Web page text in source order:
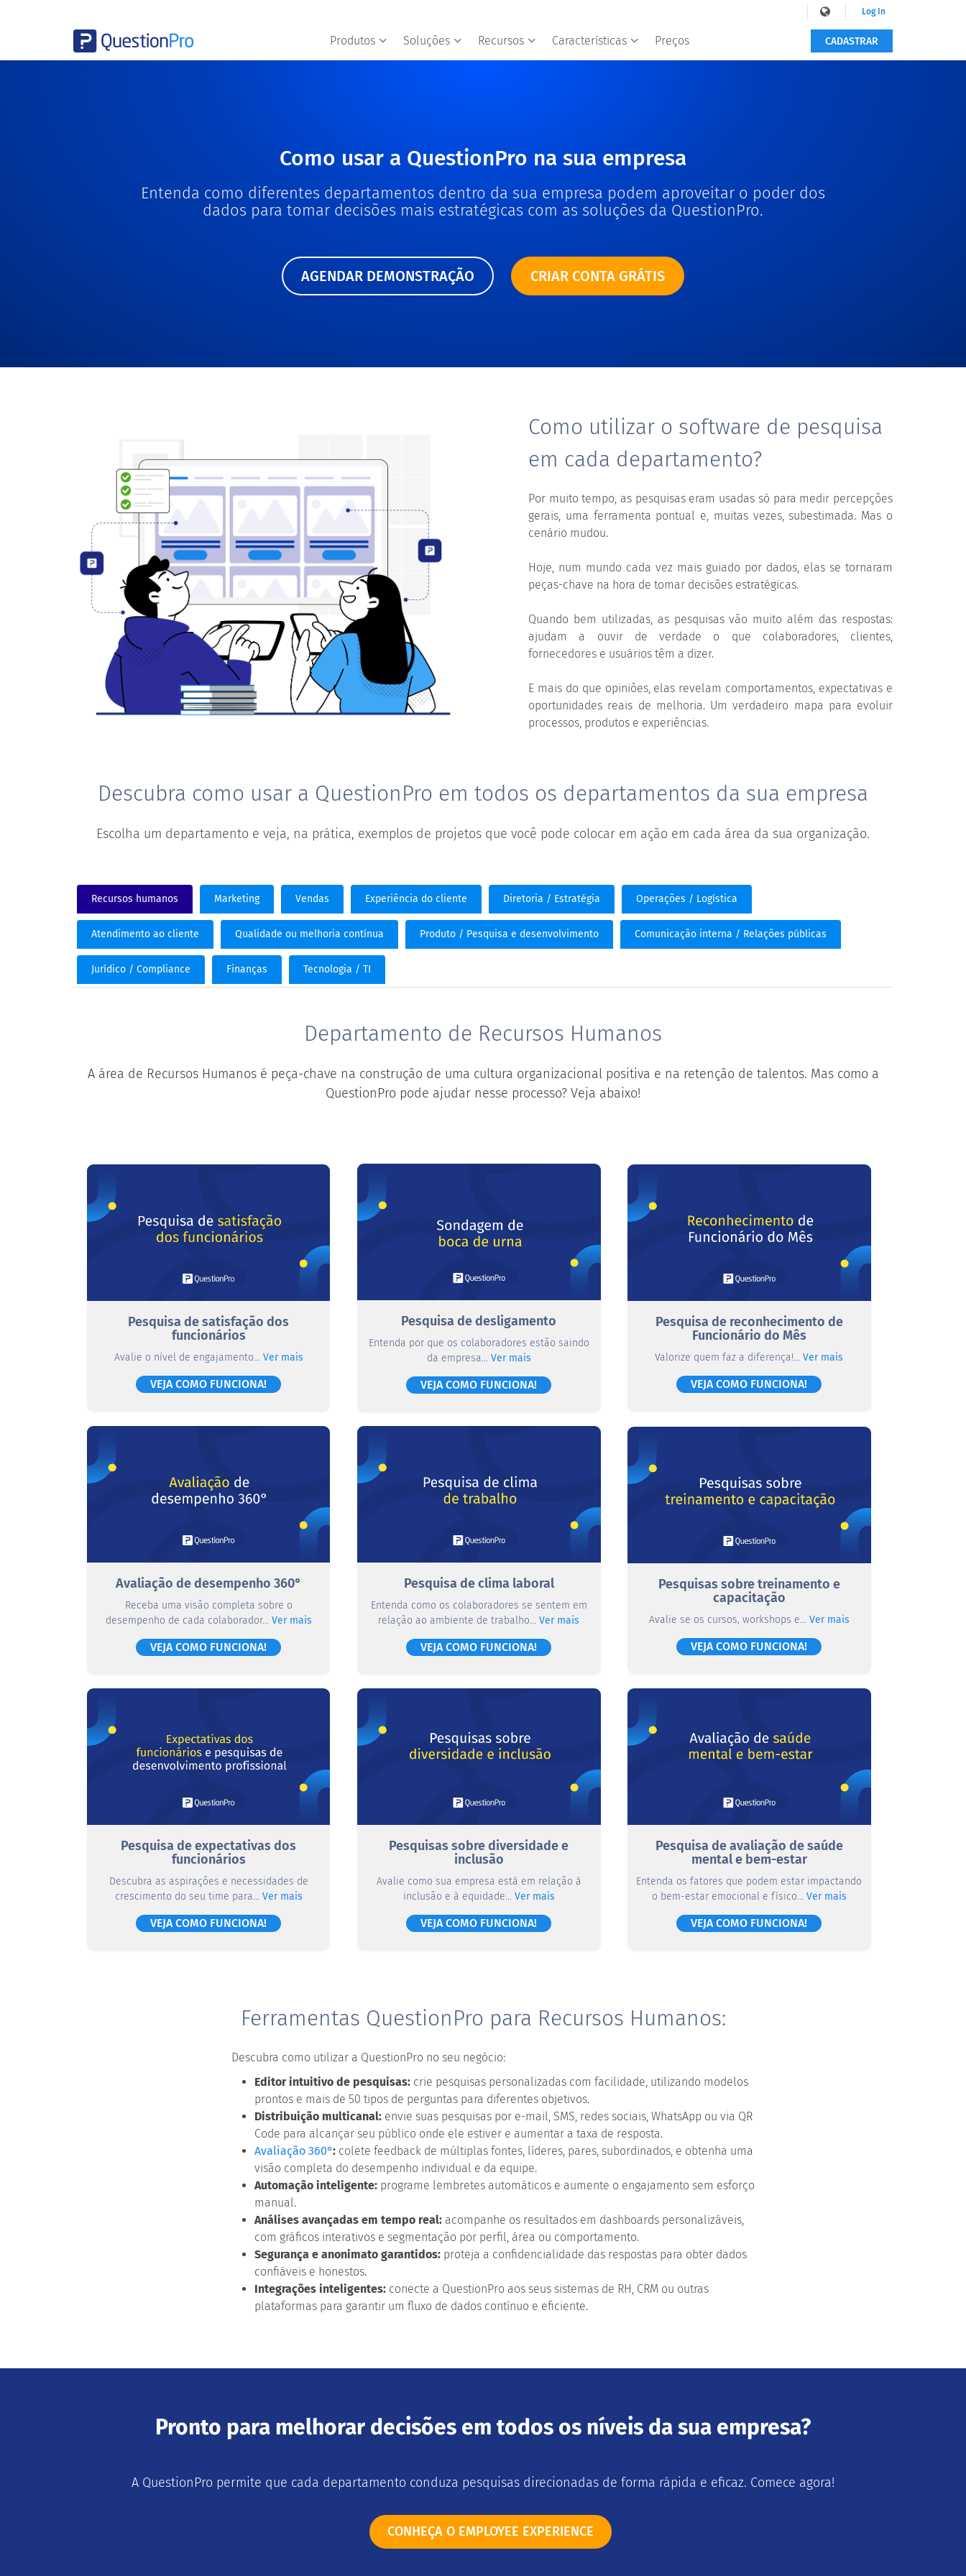
Produtos Soluções Recursos Características Preços
Log In
CADASTRAR
Como usar a QuestionPro na sua empresa
Entenda como diferentes departamentos dentro da sua empresa podem aproveitar o poder dos
dados para tomar decisões mais estratégicas com as soluções da QuestionPro.
AGENDAR DEMONSTRAÇÃO CRIAR CONTA GRÁTIS
Como utilizar o software de pesquisa
em cada departamento?
Por muito tempo, as pesquisas eram usadas só para medir percepções
gerais, uma ferramenta pontual e, muitas vezes, subestimada. Mas o
cenário mudou.
Hoje, num mundo cada vez mais guiado por dados, elas se tornaram
peças-chave na hora de tomar decisões estratégicas.
Quando bem utilizadas, as pesquisas vão muito além das respostas:
ajudam a ouvir de verdade o que colaboradores, clientes,
fornecedores e usuários têm a dizer.
E mais do que opiniões, elas revelam comportamentos, expectativas e
oportunidades reais de melhoria. Um verdadeiro mapa para evoluir
processos, produtos e experiências.
Descubra como usar a QuestionPro em todos os departamentos da sua empresa
Escolha um departamento e veja, na prática, exemplos de projetos que você pode colocar em ação em cada área da sua organização.
Recursos humanos Marketing Vendas Experiência do cliente Diretoria / Estratégia Operações / Logística
Atendimento ao cliente Qualidade ou melhoria contínua Produto / Pesquisa e desenvolvimento Comunicação interna / Relações públicas
Jurídico / Compliance Finanças Tecnologia / TI
Departamento de Recursos Humanos
A área de Recursos Humanos é peça-chave na construção de uma cultura organizacional positiva e na retenção de talentos. Mas como a
QuestionPro pode ajudar nesse processo? Veja abaixo!
Pesquisa de satisfação dos
funcionários
Avalie o nível de engajamento... Ver mais
VEJA COMO FUNCIONA!
Pesquisa de desligamento
Entenda por que os colaboradores estão saindo
da empresa... Ver mais
VEJA COMO FUNCIONA!
Pesquisa de reconhecimento de
Funcionário do Mês
Valorize quem faz a diferença!...Ver mais
VEJA COMO FUNCIONA!
Avaliação de desempenho 360°
Receba uma visão completa sobre o
desempenho de cada colaborador... Ver mais
VEJA COMO FUNCIONA!
Pesquisa de clima laboral
Entenda como os colaboradores se sentem em
relação ao ambiente de trabalho...Ver mais
VEJA COMO FUNCIONA!
Pesquisas sobre treinamento e
capacitação
Avalie se os cursos, workshops e... Ver mais
VEJA COMO FUNCIONA!
Pesquisa de expectativas dos
funcionários
Descubra as aspirações e necessidades de
crescimento do seu time para... Ver mais
VEJA COMO FUNCIONA!
Pesquisas sobre diversidade e
inclusão
Avalie como sua empresa está em relação à
inclusão e à equidade... Ver mais
VEJA COMO FUNCIONA!
Pesquisa de avaliação de saúde
mental e bem-estar
Entenda os fatores que podem estar impactando
o bem-estar emocional e físico... Ver mais
VEJA COMO FUNCIONA!
Ferramentas QuestionPro para Recursos Humanos:
Descubra como utilizar a QuestionPro no seu negócio:
Editor intuitivo de pesquisas: crie pesquisas personalizadas com facilidade, utilizando modelos
prontos e mais de 50 tipos de perguntas para diferentes objetivos.
Distribuição multicanal: envie suas pesquisas por e-mail, SMS, redes sociais, WhatsApp ou via QR
Code para alcançar seu público onde ele estiver e aumentar a taxa de resposta.
Avaliação 360°: colete feedback de múltiplas fontes, líderes, pares, subordinados, e obtenha uma
visão completa do desempenho individual e da equipe.
Automação inteligente: programe lembretes automáticos e aumente o engajamento sem esforço
manual.
Análises avançadas em tempo real: acompanhe os resultados em dashboards personalizáveis,
com gráficos interativos e segmentação por perfil, área ou comportamento.
Segurança e anonimato garantidos: proteja a confidencialidade das respostas para obter dados
confiáveis e honestos.
Integrações inteligentes: conecte a QuestionPro aos seus sistemas de RH, CRM ou outras
plataformas para garantir um fluxo de dados contínuo e eficiente.
Pronto para melhorar decisões em todos os níveis da sua empresa?
A QuestionPro permite que cada departamento conduza pesquisas direcionadas de forma rápida e eficaz. Comece agora!
CONHEÇA O EMPLOYEE EXPERIENCE